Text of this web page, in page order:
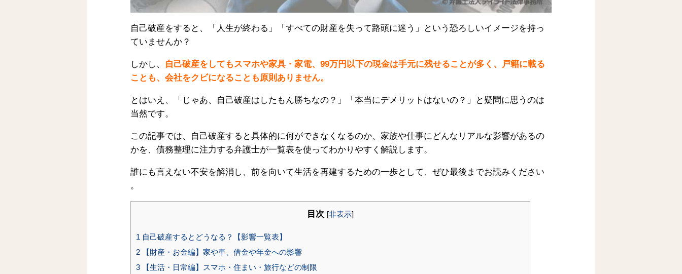
自己破産をすると、「人生が終わる」「すべての財産を失って路頭に迷う」という恐ろしいイメージを持っ
ていませんか？
しかし、
自己破産をしてもスマホや家具・家電、99万円以下の現金は手元に残せることが多く、戸籍に載る
ことも、会社をクビになることも原則ありません。
とはいえ、「じゃあ、自己破産はしたもん勝ちなの？」「本当にデメリットはないの？」と疑問に思うのは
当然です。
この記事では、自己破産すると具体的に何ができなくなるのか、家族や仕事にどんなリアルな影響があるの
かを、債務整理に注力する弁護士が一覧表を使ってわかりやすく解説します。
誰にも言えない不安を解消し、前を向いて生活を再建するための一歩として、ぜひ最後までお読みください
。
目次 [非表示]
1 自己破産するとどうなる？【影響一覧表】
2 【財産・お金編】家や車、借金や年金への影響
3 【生活・日常編】スマホ・住まい・旅行などの制限